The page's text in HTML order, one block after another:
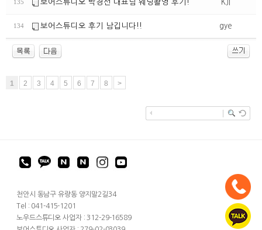
135 보어스튜디오 박경선 대표님 웨딩촬영 후기! KJI
134 보어스튜디오 후기 남깁니다!! gye
1 2 3 4 5 6 7 8 >
천안시 동남구 유량동 양지말2길34
Tel : 041-415-1201
노우드스튜디오 사업자 : 312-29-16589